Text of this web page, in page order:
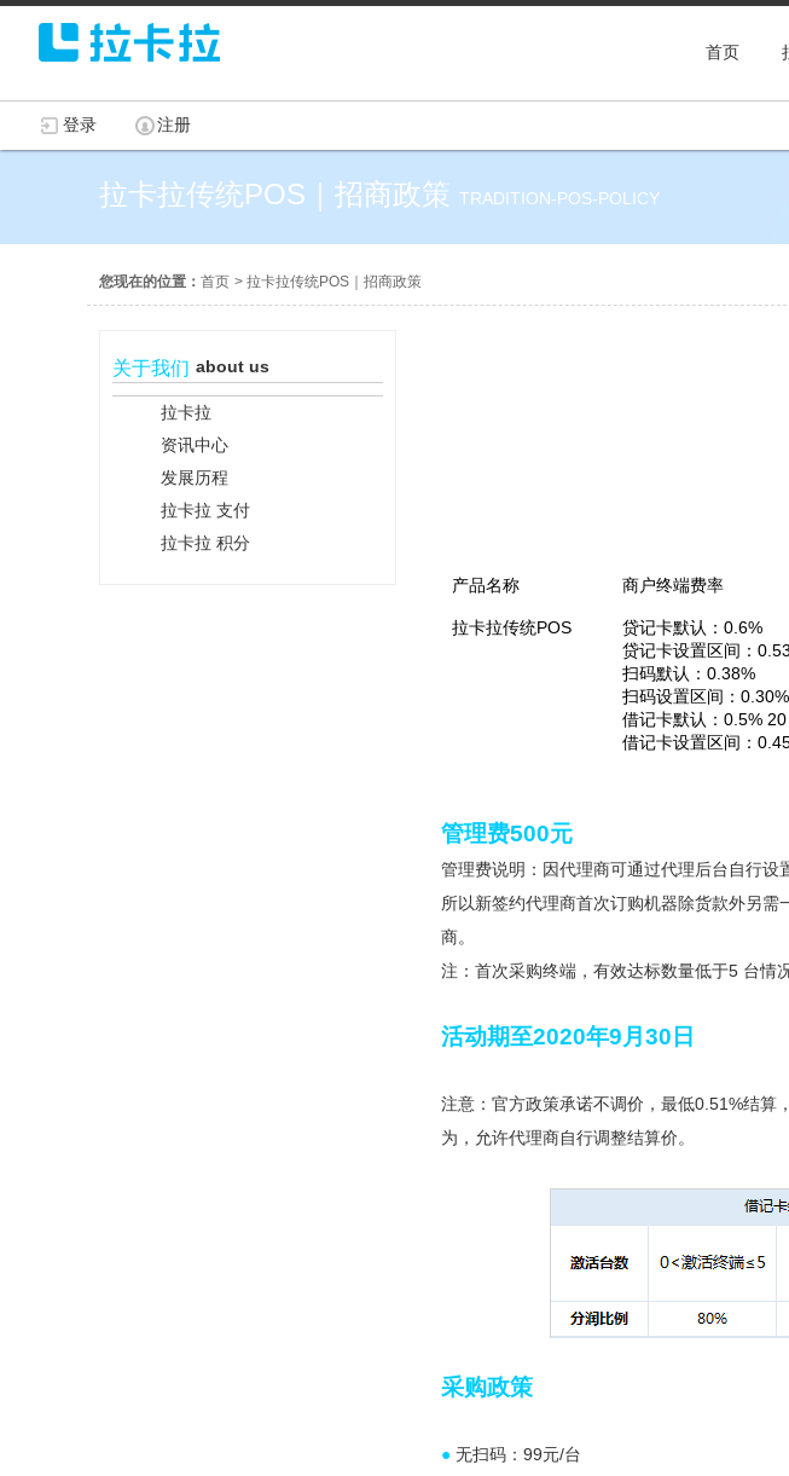
首页
登录 注册
拉卡拉传统POS｜招商政策 TRADITION-POS-POLICY
您现在的位置： 首页 > 拉卡拉传统POS｜招商政策
关于我们 about us
拉卡拉
资讯中心
发展历程
拉卡拉 支付
拉卡拉 积分
产品名称 商户终端费率
拉卡拉传统POS
贷记卡默认：0.6%
贷记卡设置区间：
扫码默认：0.38%
扫码设置区间：
借记卡默认：0.5%
借记卡设置区间：
管理费500元
管理费说明：因代理商可通过代理后台自行设
所以新签约代理商首次订购机器除货款外另
商。
注：首次采购终端，有效达标数量低于5 台情
活动期至2020年9月30日
注意：官方政策承诺不调价，最低0.51%结算
为，允许代理商自行调整结算价。
采购政策
● 无扫码：99元/台